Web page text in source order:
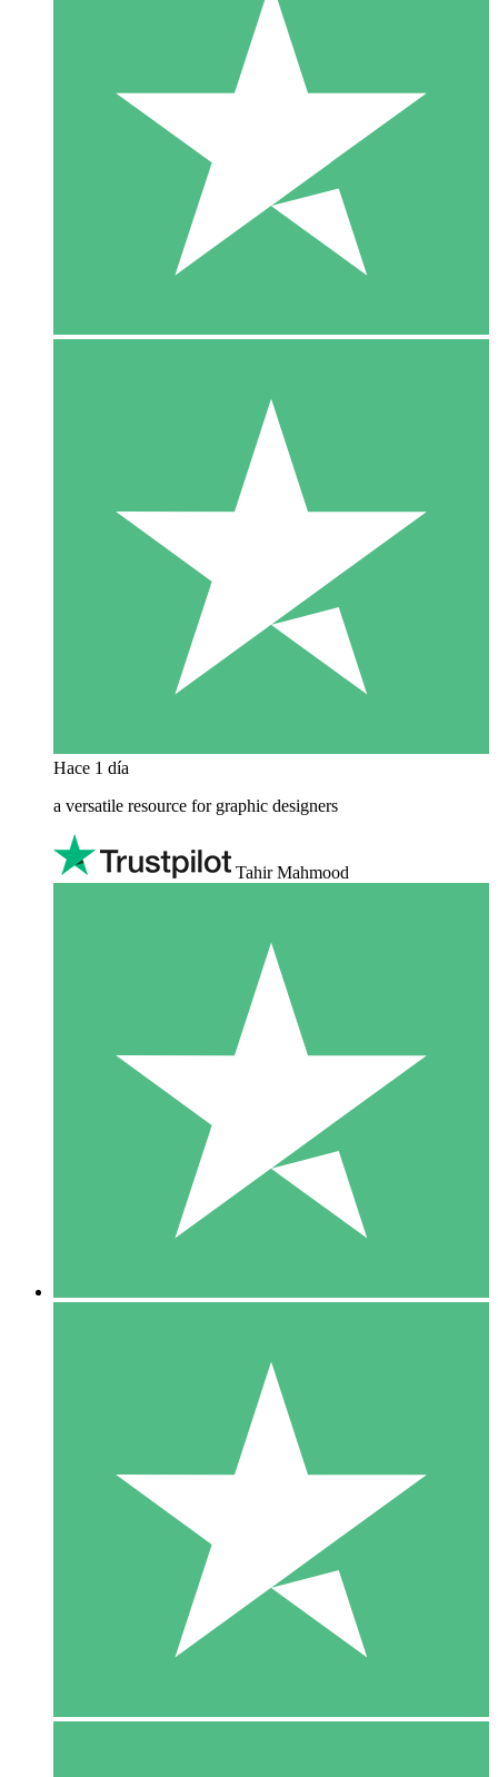
Hace 1 día
a versatile resource for graphic designers
Tahir Mahmood